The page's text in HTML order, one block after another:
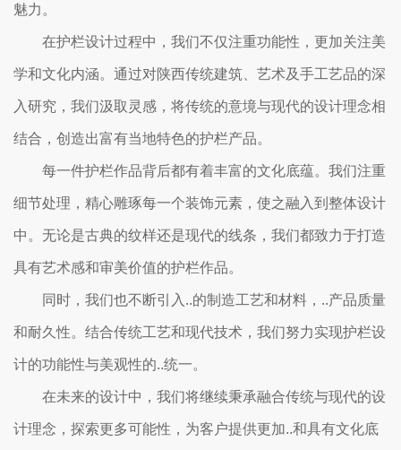
魅力。
在护栏设计过程中，我们不仅注重功能性，更加关注美
学和文化内涵。通过对陕西传统建筑、艺术及手工艺品的深
入研究，我们汲取灵感，将传统的意境与现代的设计理念相
结合，创造出富有当地特色的护栏产品。
每一件护栏作品背后都有着丰富的文化底蕴。我们注重
细节处理，精心雕琢每一个装饰元素，使之融入到整体设计
中。无论是古典的纹样还是现代的线条，我们都致力于打造
具有艺术感和审美价值的护栏作品。
同时，我们也不断引入..的制造工艺和材料，..产品质量
和耐久性。结合传统工艺和现代技术，我们努力实现护栏设
计的功能性与美观性的..统一。
在未来的设计中，我们将继续秉承融合传统与现代的设
计理念，探索更多可能性，为客户提供更加..和具有文化底